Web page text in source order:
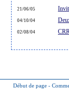
21/06/05
04/10/04
02/08/04
Début de page -